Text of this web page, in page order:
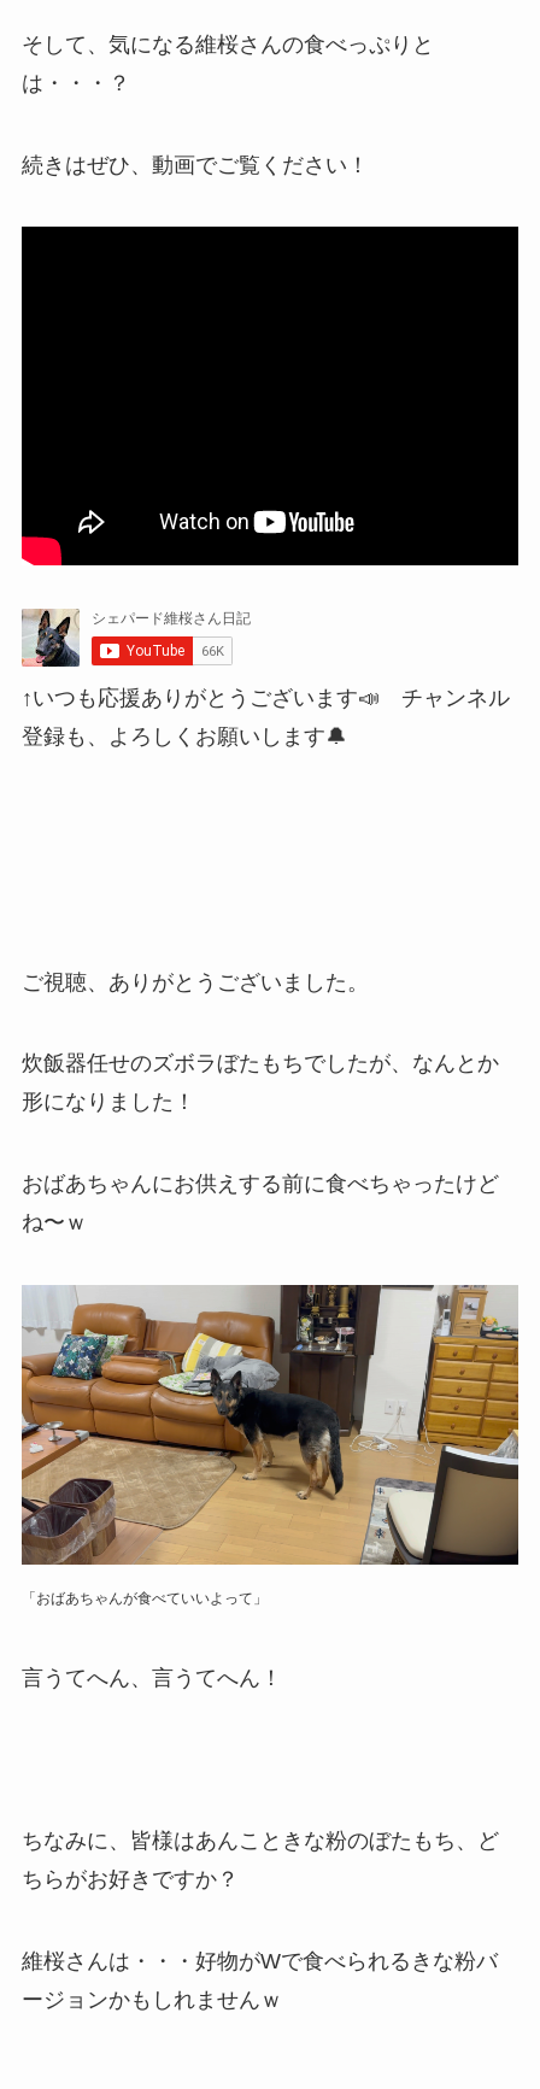
そして、気になる維桜さんの食べっぷりと
は・・・？
続きはぜひ、動画でご覧ください！
↑いつも応援ありがとうございます📣 チャンネル
登録も、よろしくお願いします🔔
ご視聴、ありがとうございました。
炊飯器任せのズボラぼたもちでしたが、なんとか
形になりました！
おばあちゃんにお供えする前に食べちゃったけど
ね〜ｗ
「おばあちゃんが食べていいよって」
言うてへん、言うてへん！
ちなみに、皆様はあんこときな粉のぼたもち、ど
ちらがお好きですか？
維桜さんは・・・好物がWで食べられるきな粉バ
ージョンかもしれませんｗ